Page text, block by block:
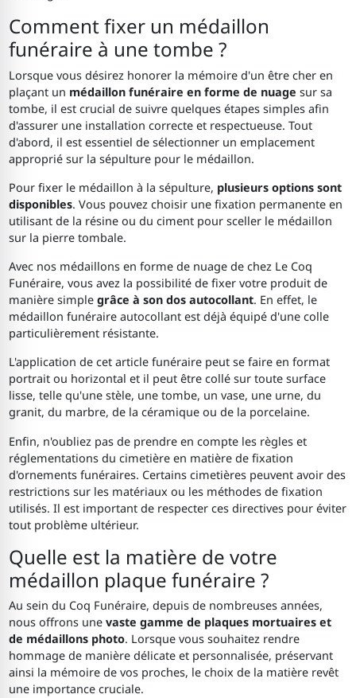
Comment fixer un médaillon
funéraire à une tombe ?
Lorsque vous désirez honorer la mémoire d'un être cher en
plaçant un médaillon funéraire en forme de nuagesur sa
tombe, il est crucial de suivre quelques étapes simples afin
d'assurer une installation correcte et respectueuse. Tout
d'abord, il est essentiel de sélectionner un emplacement
approprié sur la sépulture pour le médaillon.
Pour fixer le médaillon à la sépulture, plusieurs options sont
disponibles. Vous pouvez choisir une fixation permanente en
utilisant de la résine ou du ciment pour sceller le médaillon
sur la pierre tombale.
Avec nos médaillons en forme de nuage de chez Le Coq
Funéraire, vous avez la possibilité de fixer votre produit de
manière simple grâce à son dos autocollant. En effet, le
médaillon funéraire autocollant est déjà équipé d'une colle
particulièrement résistante.
L'application de cet article funéraire peut se faire en format
portrait ou horizontal et il peut être collé sur toute surface
lisse, telle qu'une stèle, une tombe, un vase, une urne, du
granit, du marbre, de la céramique ou de la porcelaine.
Enfin, n'oubliez pas de prendre en compte les règles et
réglementations du cimetière en matière de fixation
d'ornements funéraires. Certains cimetières peuvent avoir des
restrictions sur les matériaux ou les méthodes de fixation
utilisés. Il est important de respecter ces directives pour éviter
tout problème ultérieur.
Quelle est la matière de votre
médaillon plaque funéraire ?
Au sein du Coq Funéraire, depuis de nombreuses années,
nous offrons unevaste gamme de plaques mortuaires et
de médaillons photo. Lorsque vous souhaitez rendre
hommage de manière délicate et personnalisée, préservant
ainsi la mémoire de vos proches, le choix de la matière revêt
une importance cruciale.